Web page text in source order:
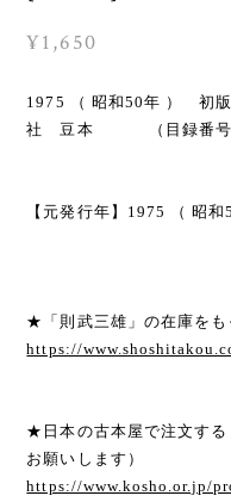
¥1,650
1975 （ 昭和50年 ） 初
社 豆本 （目録番号
【元発行年】1975 （ 昭和
★「則武三雄」の在庫をも
https://
★日本の古本屋で注文する
お願いします）
https://www.kosho.or.jp/